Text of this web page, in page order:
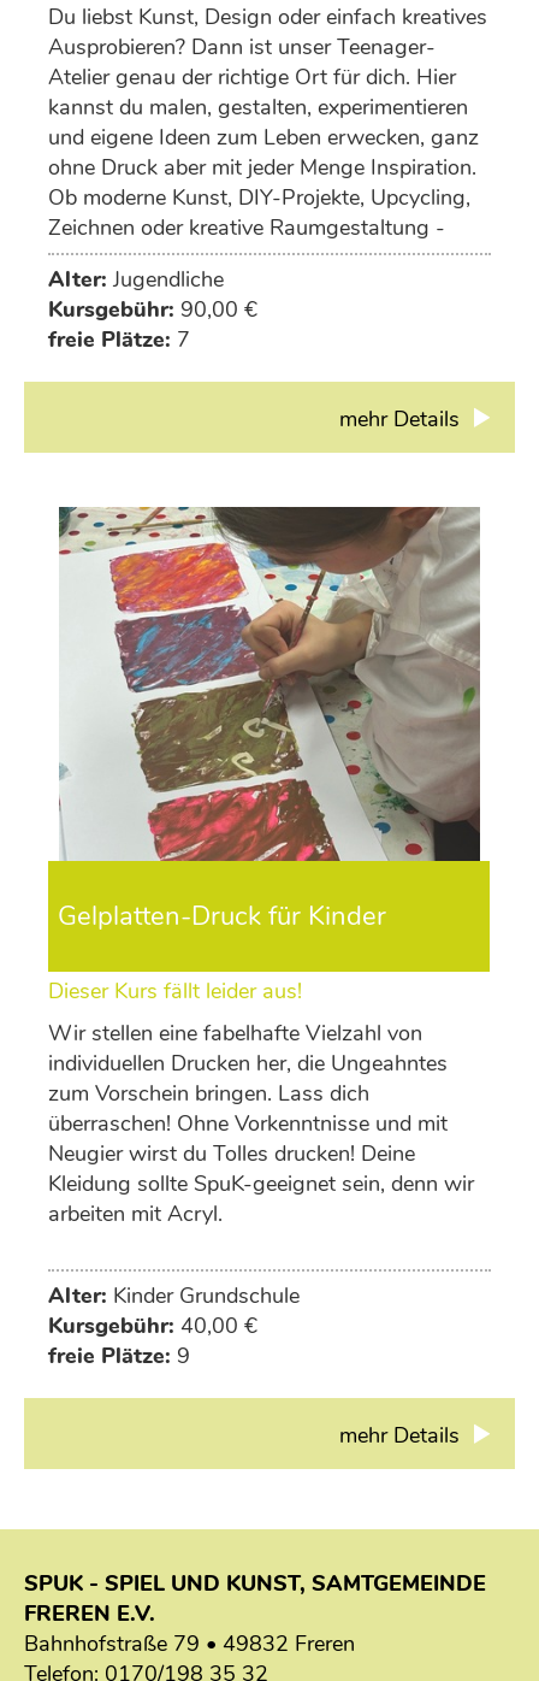
Du liebst Kunst, Design oder einfach kreatives
Ausprobieren? Dann ist unser Teenager-
Atelier genau der richtige Ort für dich. Hier
kannst du malen, gestalten, experimentieren
und eigene Ideen zum Leben erwecken, ganz
ohne Druck aber mit jeder Menge Inspiration.
Ob moderne Kunst, DIY-Projekte, Upcycling,
Zeichnen oder kreative Raumgestaltung -
deiner Fantasie sind keine Grenzen gesetzt.
Alter: Jugendliche
Kursgebühr: 90,00 €
freie Plätze: 7
mehr Details
Gelplatten-Druck für Kinder
Dieser Kurs fällt leider aus!
Wir stellen eine fabelhafte Vielzahl von
individuellen Drucken her, die Ungeahntes
zum Vorschein bringen. Lass dich
überraschen! Ohne Vorkenntnisse und mit
Neugier wirst du Tolles drucken! Deine
Kleidung sollte SpuK-geeignet sein, denn wir
arbeiten mit Acryl.
Alter: Kinder Grundschule
Kursgebühr: 40,00 €
freie Plätze: 9
mehr Details
SPUK - SPIEL UND KUNST, SAMTGEMEINDE
FREREN E.V.
Bahnhofstraße 79 • 49832 Freren
Telefon: 0170/198 35 32